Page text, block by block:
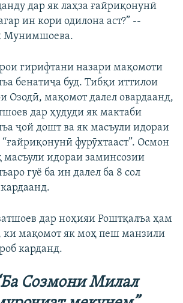
дар як лаҳза ғайриқонунӣ
ин кори одилона аст?” --
Мунимшоева.
гирифтани назари мақомоти
бенатиҷа буд. Тибқи иттилои
Озодӣ, мақомот далел овардаанд,
дар ҳудуди як мактаби
ҷой дошт ва як масъули идораи
фурӯхтааст”. Осмон
масъули идораи заминсозии
гуё ба ин далел ба 8 сол
дар ноҳияи Роштқалъа ҳам
ки мақомот як моҳ пеш манзили
карданд.
Созмони Милал